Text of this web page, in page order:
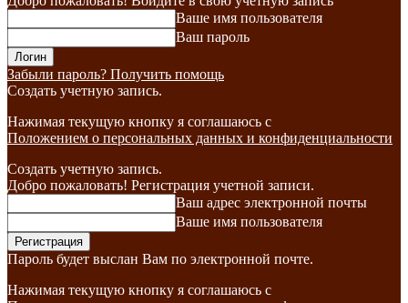
Ваше имя пользователя
Ваш пароль
Забыли пароль? Получить помощь
Создать учетную запись.
Нажимая текущую кнопку я соглашаюсь с
Положением о персональных данных и конфиденциальности
Создать учетную запись.
Добро пожаловать! Регистрация учетной записи.
Ваш адрес электронной почты
Ваше имя пользователя
Пароль будет выслан Вам по электронной почте.
Нажимая текущую кнопку я соглашаюсь с